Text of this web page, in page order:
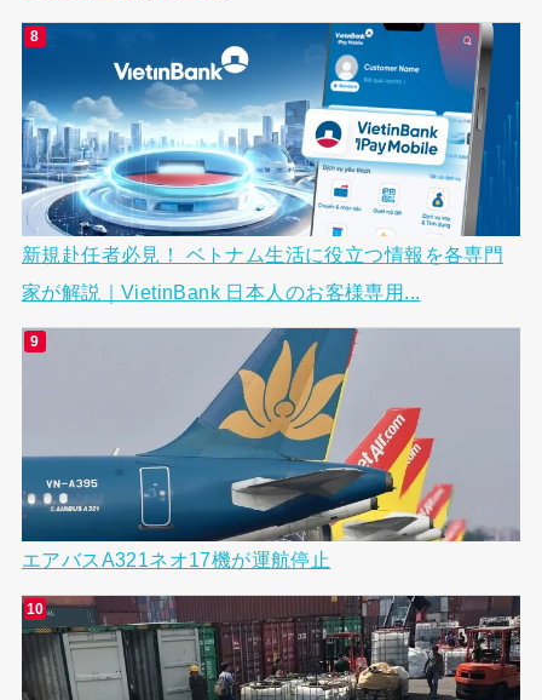
新規赴任者必見！ ベトナム生活に役立つ情報を各専門
家が解説｜VietinBank 日本人のお客様専用...
エアバスA321ネオ17機が運航停止